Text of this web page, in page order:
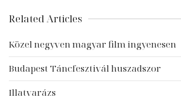
Related Articles
Közel negyven magyar film ingyenesen
Budapest Táncfesztivál huszadszor
Illatvarázs